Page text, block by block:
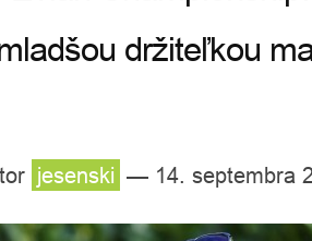
držiteľkou
jesenski — 14. septembra